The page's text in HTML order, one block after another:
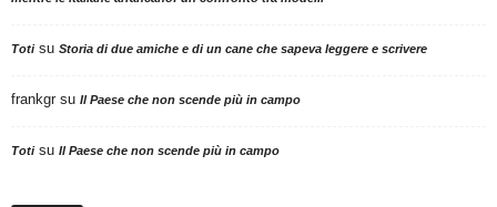
Totisu Storia di due amiche e di un cane che sapeva leggere e scrivere
frankgr su Il Paese che non scende più in campo
Totisu Il Paese che non scende più in campo